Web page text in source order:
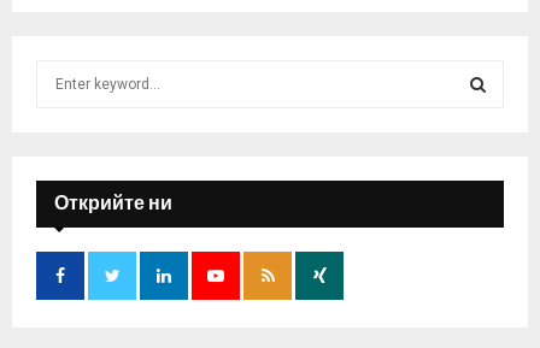
f
o
:
E
A
Открийте ни